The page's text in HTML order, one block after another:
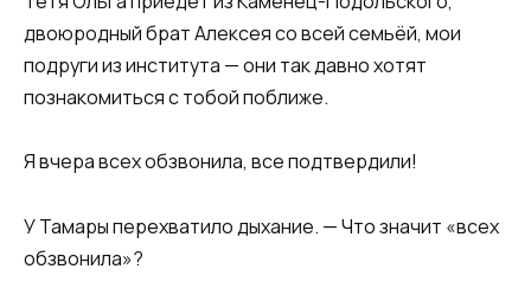
двоюродный брат Алексея со всей семьёй, мои
подруги из института — они так давно хотят
познакомиться с тобой поближе.
Я вчера всех обзвонила, все подтвердили!
У Тамары перехватило дыхание. — Что значит «всех
обзвонила»?